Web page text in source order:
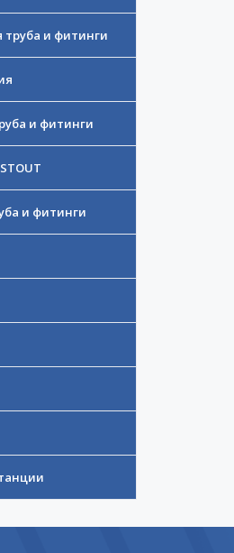
и фитинги
и фитинги
и фитинги